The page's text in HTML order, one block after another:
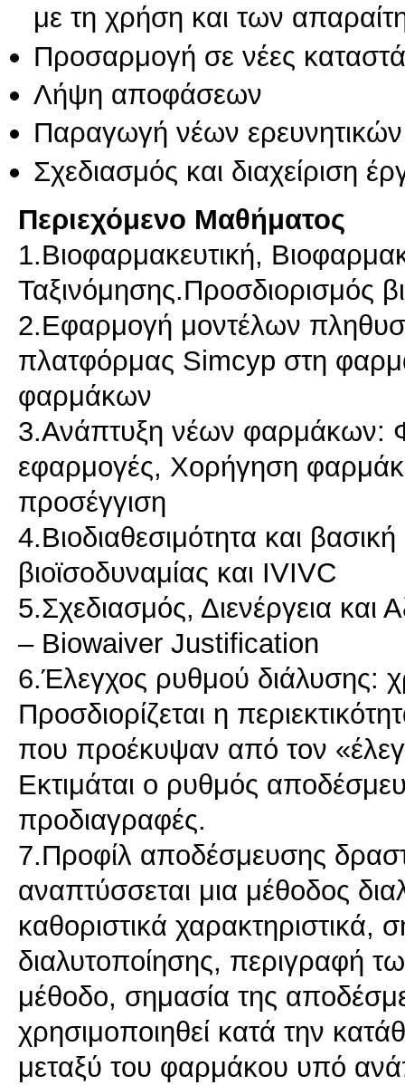
με τη χρήση και των
Προσαρμογή σε νέες
Λήψη αποφάσεων
Παραγωγή νέων
Σχεδιασμός και διαχείριση
Περιεχόμενο Μαθήματος
1.Βιοφαρμακευτική,
Ταξινόμησης.Προσδιορισμός
2.Εφαρμογή μοντέλων
πλατφόρμας Simcyp στη
φαρμάκων
3.Ανάπτυξη νέων φαρμάκων:
εφαρμογές, Χορήγηση
προσέγγιση
4.Βιοδιαθεσιμότητα και
βιοϊσοδυναμίας και IVIVC
5.Σχεδιασμός, Διενέργεια και
– Biowaiver Justification
6.Έλεγχος ρυθμού διάλυσης:
Προσδιορίζεται η
που προέκυψαν από τον
Εκτιμάται ο ρυθμός
προδιαγραφές.
7.Προφίλ αποδέσμευσης
αναπτύσσεται μια μέθοδος
καθοριστικά χαρακτηριστικά,
διαλυτοποίησης, περιγραφή
μέθοδο, σημασία της
χρησιμοποιηθεί κατά την
μεταξύ του φαρμάκου υπό